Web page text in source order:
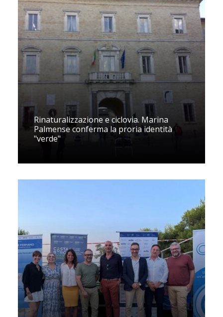
Rinaturalizzazione e ciclovia. Marina
Palmense conferma la proria identità
"verde"